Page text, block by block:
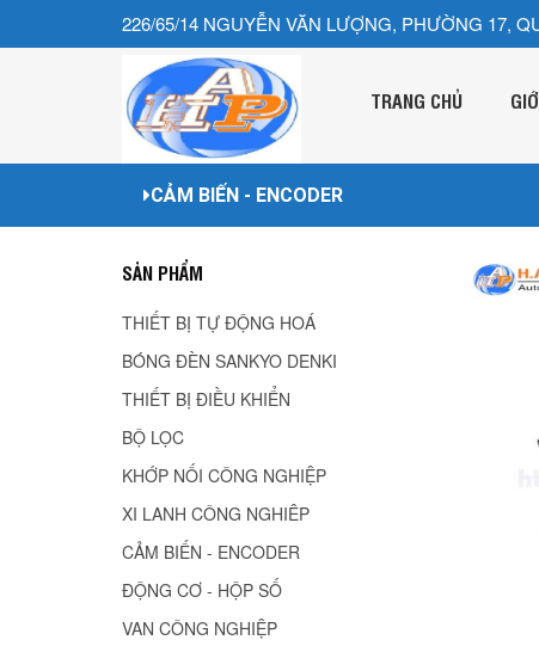
226/65/14 NGUYỄN VĂN LƯỢNG, PHƯỜNG 17,
TRANG CHỦ
CẢM BIẾN - ENCODER
SẢN PHẨM
THIẾT BỊ TỰ ĐỘNG HOÁ
BÓNG ĐÈN SANKYO DENKI
THIẾT BỊ ĐIỀU KHIỂN
BỘ LỌC
KHỚP NỐI CÔNG NGHIỆP
XI LANH CÔNG NGHIÊP
CẢM BIẾN - ENCODER
ĐỘNG CƠ - HỘP SỐ
VAN CÔNG NGHIỆP